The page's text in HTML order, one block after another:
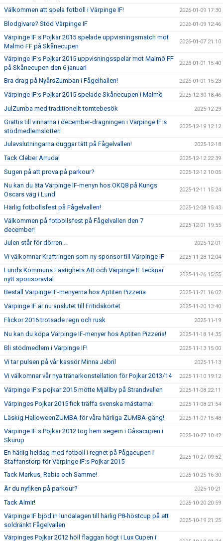
Välkommen att spela fotboll i Värpinge IF! 2026-01-09 17:30
Blodgivare? Stöd Värpinge IF 2026-01-09 12:46
Värpinge IF:s Pojkar 2015 spelade uppvisningsmatch mot
Malmö FF på Skånecupen
2026-01-07 21:10
Värpinge IF:s Pojkar 2015 uppvisningsspelar mot Malmö FF
på Skånecupen den 6 januari
2026-01-01 15:40
Bra drag på NyårsZumban i Fågelhallen! 2026-01-01 15:23
Värpinge IF:s Pojkar 2015 spelade Skånecupen i Malmö 2025-12-30 18:46
JulZumba med traditionellt tomtebesök 2025-12-29
Grattis till vinnarna i december-dragningen i Värpinge IF:s
stödmedlemslotteri
2025-12-19 12:12
Julavslutningarna duggar tätt på Fågelvallen! 2025-12-18
Tack Cleber Arruda! 2025-12-12 22:39
Sugen på att prova på parkour? 2025-12-12 10:05
Nu kan du äta Värpinge IF-menyn hos OKQ8 på Kungs
Oscars väg i Lund
2025-12-11 15:24
Härlig fotbollsfest på Fågelvallen! 2025-12-08 15:43
Välkommen på fotbollsfest på Fågelvallen den 7
december!
2025-12-01 19:55
Julen står för dörren... 2025-12-01
Vi välkomnar Kraftringen som ny sponsor till Värpinge IF 2025-11-28 12:04
Lunds Kommuns Fastighets AB och Värpinge IF tecknar
nytt sponsoravtal
2025-11-26 15:55
Beställ Värpinge IF-menyerna hos Aptiten Pizzeria 2025-11-21 16:02
Värpinge IF är nu anslutet till Fritidskortet 2025-11-20 13:40
Flickor 2016 trotsade regn och rusk 2025-11-19
Nu kan du köpa Värpinge IF-menyer hos Aptiten Pizzeria! 2025-11-18 14:35
Bli stödmedlem i Värpinge IF! 2025-11-13 15:00
Vi tar pulsen på vår kassör Minna Jebril 2025-11-13
Vi välkomnar vår nya tränarkonstellation för Pojkar 2013/14 2025-11-10 19:12
Värpinge IF:s pojkar 2015 mötte Mjällby på Strandvallen 2025-11-08 22:11
Värpinges Pojkar 2015 fick träffa svenska mästarna! 2025-11-08 21:54
Läskig HalloweenZUMBA för våra härliga ZUMBA-gäng! 2025-11-07 15:48
Värpinge IF:s Pojkar 2012 tog hem segern i Gåsacupen i
Skurup
2025-10-27 10:42
En härlig heldag med fotboll i regnet på Pågacupen i
Staffanstorp för Värpinge IF:s Pojkar 2015
2025-10-27 09:52
Tack Markus, Rabia och Samme! 2025-10-25 16:30
Är du nyfiken på parkour? 2025-10-21
Tack Almir! 2025-10-20 20:59
Värpinge IF bjöd in lundalagen till härlig P8-höstcup på ett
soldränkt Fågelvallen
2025-10-19 21:25
Värpinges Pojkar 2012 höll flaggan högt i Lux Cupen i